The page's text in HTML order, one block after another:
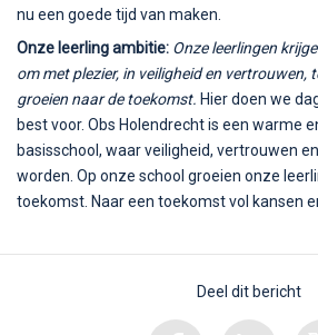
nu een goede tijd van maken.
Onze leerling ambitie: Onze leerlingen
om met plezier, in veiligheid en vertrouwen,
groeien naar de toekomst. Hier doen we
best voor. Obs Holendrecht is een warme
basisschool, waar veiligheid, vertrouwen
worden. Op onze school groeien onze
toekomst. Naar een toekomst vol kansen
Deel dit bericht